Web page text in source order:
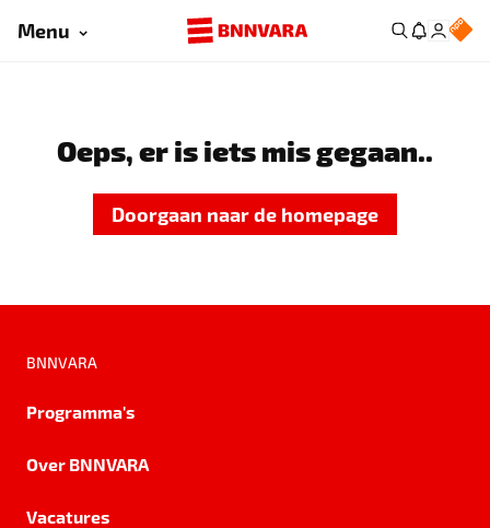
Menu
Oeps, er is iets mis gegaan..
Doorgaan naar de homepage
BNNVARA
Programma's
Over BNNVARA
Vacatures